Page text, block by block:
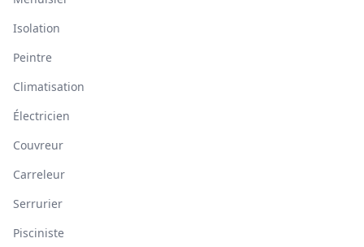
Isolation
Peintre
Climatisation
Électricien
Couvreur
Carreleur
Serrurier
Pisciniste